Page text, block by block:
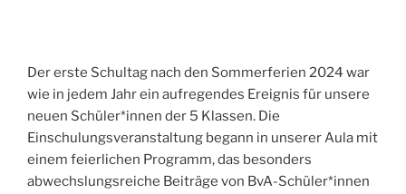
Der erste Schultag nach den Sommerferien 2024 war
wie in jedem Jahr ein aufregendes Ereignis für unsere
neuen Schüler*innen der 5 Klassen. Die
Einschulungsveranstaltung begann in unserer Aula mit
einem feierlichen Programm, das besonders
abwechslungsreiche Beiträge von BvA-Schüler*innen